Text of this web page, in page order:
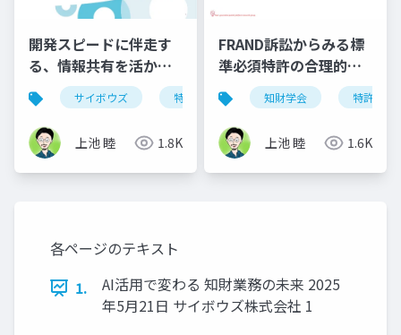
開発スピードに伴走す
る、情報共有を活かし
た特許業務サイボウズ 特許
上池 睦 1.8K
FRAND訴訟からみる標
準必須特許の合理的な
実施料算定方法に関す
る研究
知財学会 特許
上池 睦 1.6K
各ページのテキスト
1.
AI活用で変わる 知財業務の未来 2025
年5月21日 サイボウズ株式会社 1